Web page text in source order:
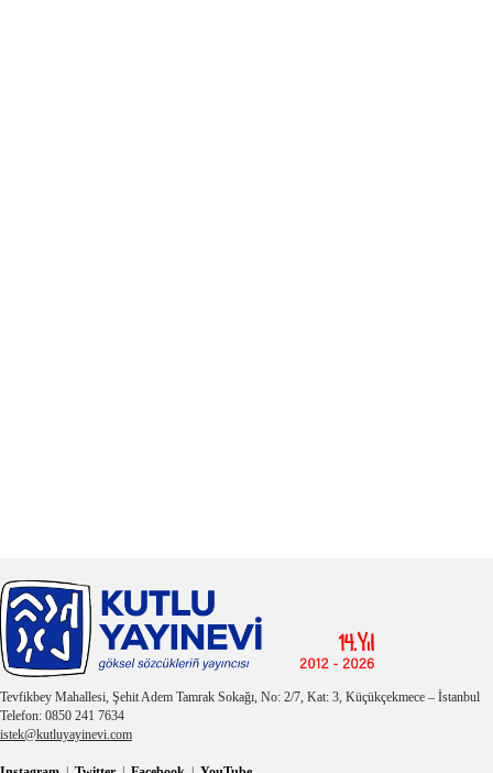
Tevfikbey Mahallesi, Şehit Adem Tamrak Sokağı, No: 2/7, Kat: 3, Küçükçekmece – İstanbul
Telefon: 0850 241 7634
istek@kutluyayinevi.com